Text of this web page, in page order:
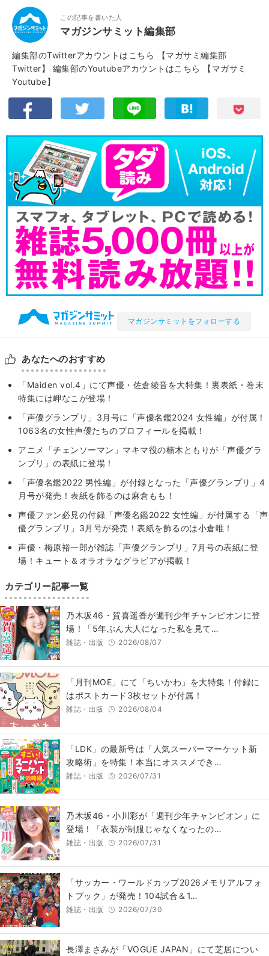
この記事を書いた人
マガジンサミット編集部
編集部のTwitterアカウントはこちら
【マガサミ編集部
Twitter】
編集部のYoutubeアカウントはこちら
【マガサミ
Youtube】
マガジンサミットをフォローする
あなたへのおすすめ
「Maiden vol.4」にて声優・佐倉綾音を大特集！裏表紙・巻末
特集には岬なこが登場！
「声優グランプリ」3月号に「声優名鑑2024 女性編」が付属！
1063名の女性声優たちのプロフィールを掲載！
アニメ「チェンソーマン」マキマ役の楠木ともりが「声優グラ
ンプリ」の表紙に登場！
「声優名鑑2022 男性編」が付録となった「声優グランプリ」4
月号が発売！表紙を飾るのは麻倉もも！
声優ファン必見の付録「声優名鑑2022 女性編」が付属する「声
優グランプリ」3月号が発売！表紙を飾るのは小倉唯！
声優・梅原裕一郎が雑誌「声優グランプリ」7月号の表紙に登
場！キュート＆オラオラなグラビアが掲載！
カテゴリー記事一覧
乃木坂46・賀喜遥香が週刊少年チャンピオンに登
場！「5年ぶん大人になった私を見て…
雑誌・出版 2026/08/07
「月刊MOE」にて「ちいかわ」を大特集！付録に
はポストカード3枚セットが付属！
雑誌・出版 2026/08/04
「LDK」の最新号は「人気スーパーマーケット新
攻略術」を特集！本当にオススメでき…
雑誌・出版 2026/07/31
乃木坂46・小川彩が「週刊少年チャンピオン」に
登場！「衣装が制服じゃなくなったの…
雑誌・出版 2026/07/31
「サッカー・ワールドカップ2026メモリアルフォ
トブック」が発売！104試合＆1…
雑誌・出版 2026/07/30
長澤まさみが「VOGUE JAPAN」にて芝居につい